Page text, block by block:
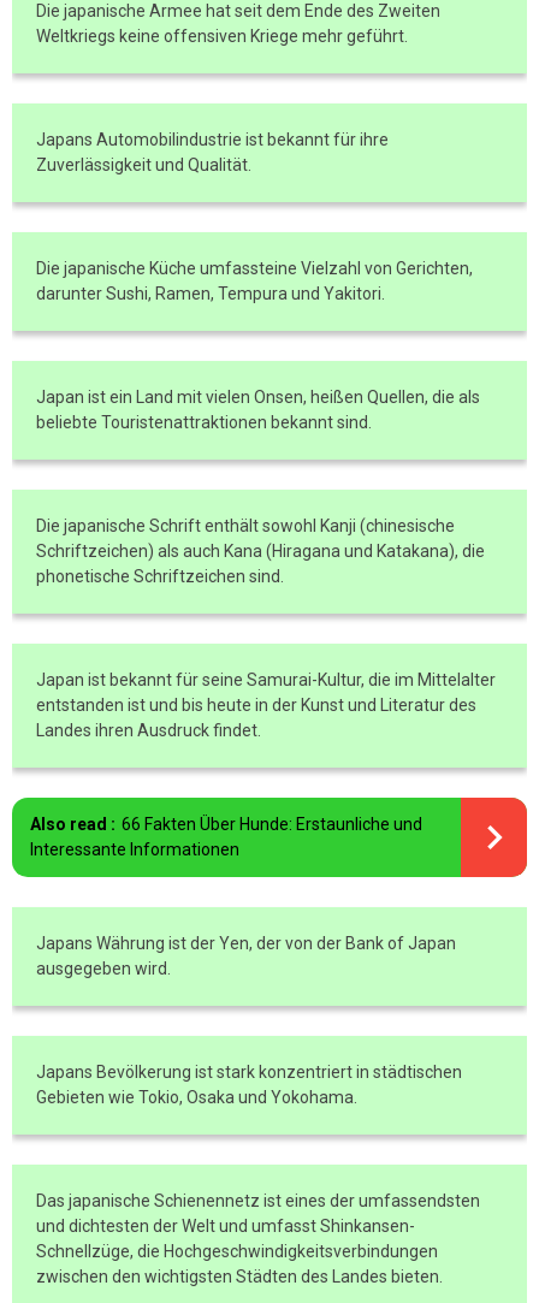
Die japanische Armee hat seit dem Ende des Zweiten
Weltkriegs keine offensiven Kriege mehr geführt.
Japans Automobilindustrie ist bekannt für ihre
Zuverlässigkeit und Qualität.
Die japanische Küche umfassteine Vielzahl von Gerichten,
darunter Sushi, Ramen, Tempura und Yakitori.
Japan ist ein Land mit vielen Onsen, heißen Quellen, die als
beliebte Touristenattraktionen bekannt sind.
Die japanische Schrift enthält sowohl Kanji (chinesische
Schriftzeichen) als auch Kana (Hiragana und Katakana), die
phonetische Schriftzeichen sind.
Japan ist bekannt für seine Samurai-Kultur, die im Mittelalter
entstanden ist und bis heute in der Kunst und Literatur des
Landes ihren Ausdruck findet.
Also read : 66 Fakten Über Hunde: Erstaunliche und
Interessante Informationen
Japans Währung ist der Yen, der von der Bank of Japan
ausgegeben wird.
Japans Bevölkerung ist stark konzentriert in städtischen
Gebieten wie Tokio, Osaka und Yokohama.
Das japanische Schienennetz ist eines der umfassendsten
und dichtesten der Welt und umfasst Shinkansen-
Schnellzüge, die Hochgeschwindigkeitsverbindungen
zwischen den wichtigsten Städten des Landes bieten.